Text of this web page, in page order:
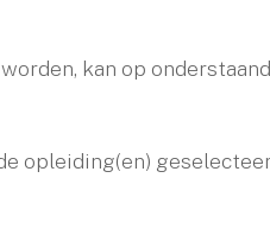
kan op
opleiding(en)